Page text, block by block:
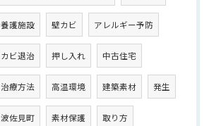
養護施設 壁カビ アレルギー予防
カビ退治 押し入れ 中古住宅
治療方法 高温環境 建築素材 発生
波佐見町 素材保護 取り方